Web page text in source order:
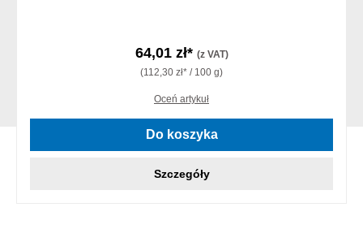
64,01 zł* (z VAT)
(112,30 zł* / 100 g)
Oceń artykuł
Do koszyka
Szczegóły